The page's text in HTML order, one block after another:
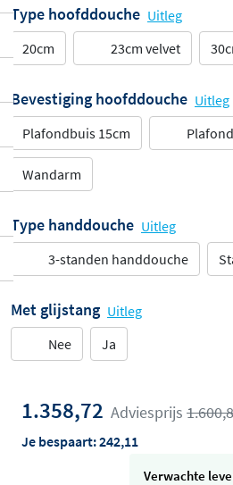
Type hoofddouche Uitleg
20cm
23cm velvet
Bevestiging hoofddouche Uitleg
Plafondbuis 15cm
Wandarm
Type handdouche Uitleg
3-standen handdouche
Met glijstang Uitleg
Nee
Ja
1.358,72 Adviesprijs
Je bespaart:242,11
Verwachte